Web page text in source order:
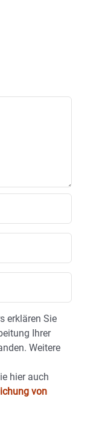
erklären Sie
Ihrer
Weitere
hier auch
von